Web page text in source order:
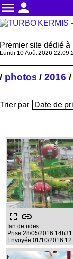
menu person
Premier site dédié
Lundi 10 Août 2026
/ photos / 2016 /
Trier par
fullscreen link
fan de rides
Prise 28/05/2016
Envoyée 01/10/2016